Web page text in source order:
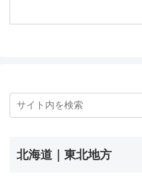
北海道｜東北地方